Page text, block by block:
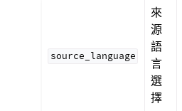
source_language
來
源
語
言
選
擇